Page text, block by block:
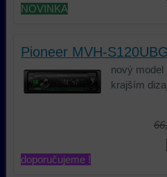
NOVINKA
Pioneer MVH-S120UBG
nový model
krajším
doporučujeme !